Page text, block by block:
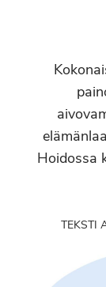
Hoidossa
TEKSTI